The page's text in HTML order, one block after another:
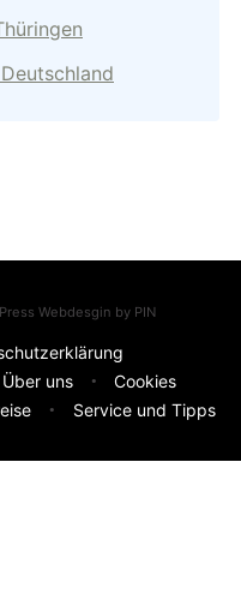
Webdesgin by PIN
Über uns
Cookies
Service und Tipps